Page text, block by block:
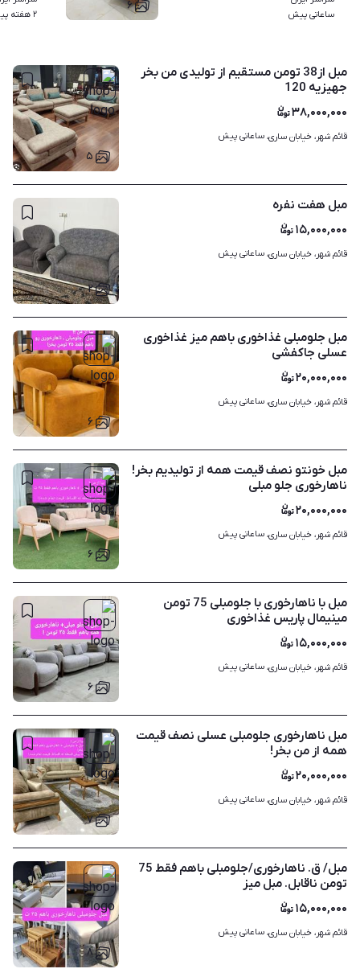
۶
ساعاتی پیش
۲ هفته پیش
۵
مبل از38 تومن مستقیم از تولیدی من بخر
جهیزیه 120
۳۸,۰۰۰,۰۰۰
قائم شهر، خیابان ساری، ساعاتی پیش
۲
مبل هفت نفره
۱۵,۰۰۰,۰۰۰
قائم شهر، خیابان ساری، ساعاتی پیش
۶
مبل جلومبلی غذاخوری باهم میز غذاخوری
عسلی جاکفشی
۲۰,۰۰۰,۰۰۰
قائم شهر، خیابان ساری، ساعاتی پیش
۶
مبل خونتو نصف قیمت همه از تولیدیم بخر!
ناهارخوری جلو مبلی
۲۰,۰۰۰,۰۰۰
قائم شهر، خیابان ساری، ساعاتی پیش
۶
مبل با ناهارخوری با جلومبلی 75 تومن
مینیمال پاریس غذاخوری
۱۵,۰۰۰,۰۰۰
قائم شهر، خیابان ساری، ساعاتی پیش
۷
مبل ناهارخوری جلومبلی عسلی نصف قیمت
همه از من بخر!
۲۰,۰۰۰,۰۰۰
قائم شهر، خیابان ساری، ساعاتی پیش
۸
مبل/ ق. ناهارخوری/جلومبلی باهم فقط 75
تومن ناقابل. مبل میز
۱۵,۰۰۰,۰۰۰
قائم شهر، خیابان ساری، ساعاتی پیش